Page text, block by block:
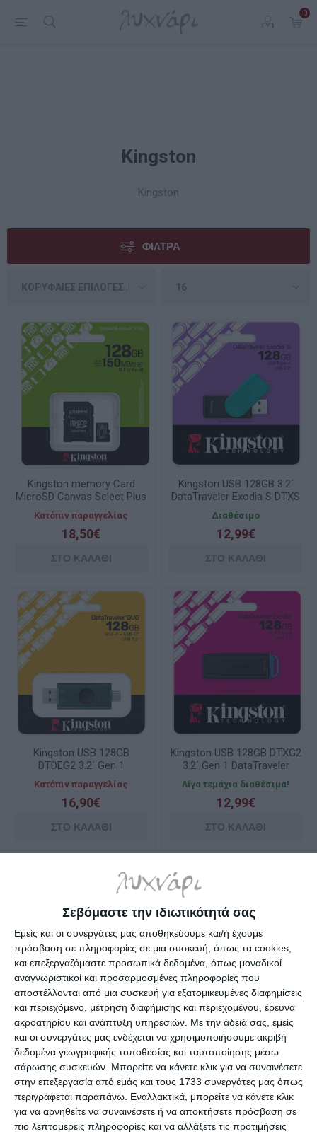
Σεβόμαστε την ιδιωτικότητά σας
Εμείς και οι συνεργάτες μας αποθηκεύουμε και/ή έχουμε
πρόσβαση σε πληροφορίες σε μια συσκευή, όπως τα cookies,
και επεξεργαζόμαστε προσωπικά δεδομένα, όπως μοναδικοί
αναγνωριστικοί και προσαρμοσμένες πληροφορίες που
αποστέλλονται από μια συσκευή για εξατομικευμένες διαφημίσεις
και περιεχόμενο, μέτρηση διαφήμισης και περιεχομένου, έρευνα
ακροατηρίου και ανάπτυξη υπηρεσιών. Με την άδειά σας, εμείς
και οι συνεργάτες μας ενδέχεται να χρησιμοποιήσουμε ακριβή
δεδομένα γεωγραφικής τοποθεσίας και ταυτοποίησης μέσω
σάρωσης συσκευών. Μπορείτε να κάνετε κλικ για να συναινέσετε
στην επεξεργασία από εμάς και τους 1733 συνεργάτες μας όπως
περιγράφεται παραπάνω. Εναλλακτικά, μπορείτε να κάνετε κλικ
για να αρνηθείτε να συναινέσετε ή να αποκτήσετε πρόσβαση σε
πιο λεπτομερείς πληροφορίες και να αλλάξετε τις προτιμήσεις
0
Kingston
Kingston
ΦΊΛΤΡΑ
Kingston memory Card
MicroSD Canvas Select Plus
SDCS3/64GB, Class 10, SD
Adapter
Κατόπιν παραγγελίας
18,50€
Kingston USB 128GB 3.2΄
DataTraveler Exodia S DTXS
Διαθέσιμο
12,99€
Kingston USB 128GB
DTDEG2 3.2΄ Gen 1
DataTraveler A+USB
Κατόπιν παραγγελίας
16,90€
Kingston USB 128GB DTXG2
3.2΄ Gen 1 DataTraveler
Exodia Black
Λίγα τεμάχια διαθέσιμα!
12,99€
Kingston USB 64GB 2τμχ.
3.2 Stick Data Traveler
DTXM/64GB-2pieces
Διαθέσιμο
15,90€
Kingston USB 64GB 3.2 Stick
Data Traveler DTX/64GB
Διαθέσιμο
7,99€